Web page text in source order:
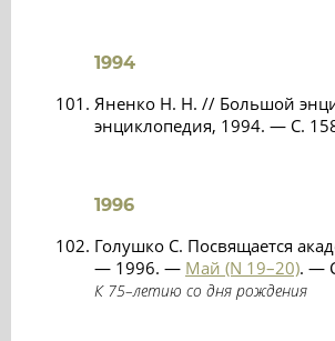
1994
Яненко Н. Н. // Большой
энциклопедия, 1994. — С.
1996
Голушко С. Посвящается
— 1996. — Май (N 19–20). —
К 75–летию со дня рождения